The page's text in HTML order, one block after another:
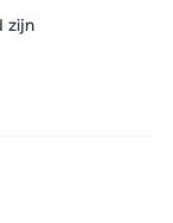
zijn